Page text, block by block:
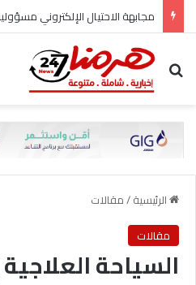
مجابهة الاحتيال الإلكتروني
بحث عن
الرئيسية/مقالات
مقالات
السياحة